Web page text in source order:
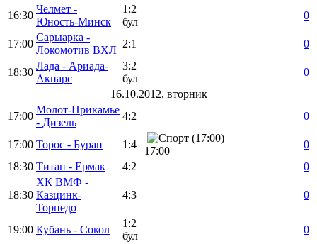
16:30
Челмет -
Юность-Минск
1:2
бул
0
17:00
Сарыарка -
Локомотив ВХЛ
2:1 0
18:30
Лада - Ариада-
Акпарс
3:2
бул
0
16.10.2012, вторник
17:00
Молот-Прикамье
- Дизель
4:2 0
17:00 Торос - Буран 1:4
17:00
0
18:30 Титан - Ермак 4:2 0
18:30
ХК ВМФ -
Казцинк-
Торпедо
4:3 0
19:00 Кубань - Сокол
1:2
бул
0